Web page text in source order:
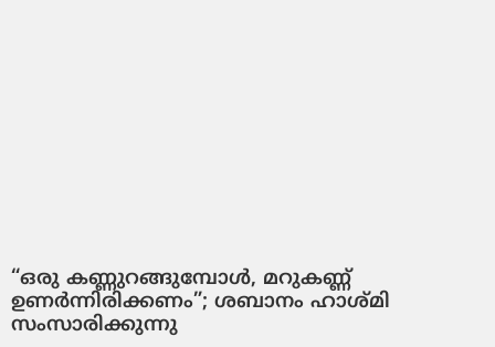
“ഒരു കണ്ണുറങ്ങുമ്പോള്‍, മറുകണ്ണ്
ഉണര്‍ന്നിരിക്കണം”; ശബാനം ഹാശ്മി
സംസാരിക്കുന്നു